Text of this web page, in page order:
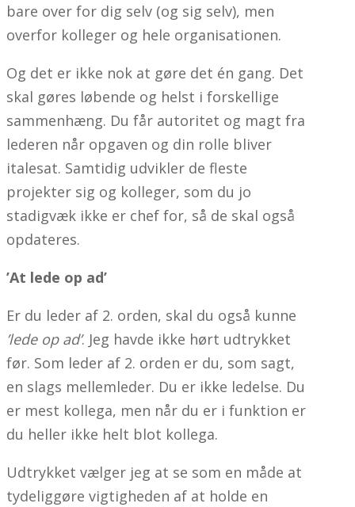
bare over for dig selv (og sig selv), men
overfor kolleger og hele organisationen.
Og det er ikke nok at gøre det én gang. Det
skal gøres løbende og helst i forskellige
sammenhæng. Du får autoritet og magt fra
lederen når opgaven og din rolle bliver
italesat. Samtidig udvikler de fleste
projekter sig og kolleger, som du jo
stadigvæk ikke er chef for, så de skal også
opdateres.
’At lede op ad’
Er du leder af 2. orden, skal du også kunne
’lede op ad’. Jeg havde ikke hørt udtrykket
før. Som leder af 2. orden er du, som sagt,
en slags mellemleder. Du er ikke ledelse. Du
er mest kollega, men når du er i funktion er
du heller ikke helt blot kollega.
Udtrykket vælger jeg at se som en måde at
tydeliggøre vigtigheden af at holde en